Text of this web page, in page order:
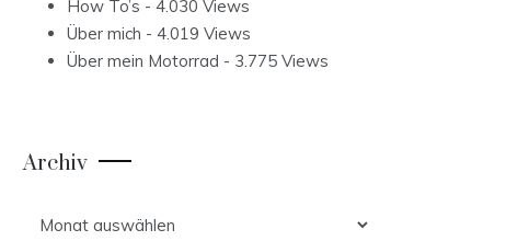
How To’s - 4.030 Views
Über mich - 4.019 Views
Über mein Motorrad - 3.775 Views
Archiv